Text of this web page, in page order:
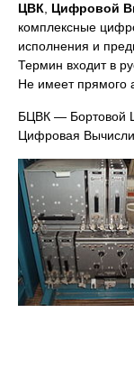
ЦВК
Цифровой
комплексные
исполнения и
Термин входит в
Не имеет прямого
БЦВК — Бортовой
Цифровая